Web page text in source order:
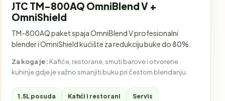
JTC TM-800AQ OmniBlend V +
OmniShield
TM-800AQ paket spaja OmniBlend V profesionalni
blender i OmniShield kućište za redukciju buke do 80%.
Za koga je: Kafiće, restorane, smuti barove i otvorene
kuhinje gdje je važno smanjiti buku pri čestom blendanju.
1.5L posuda Kafići i restorani Servis